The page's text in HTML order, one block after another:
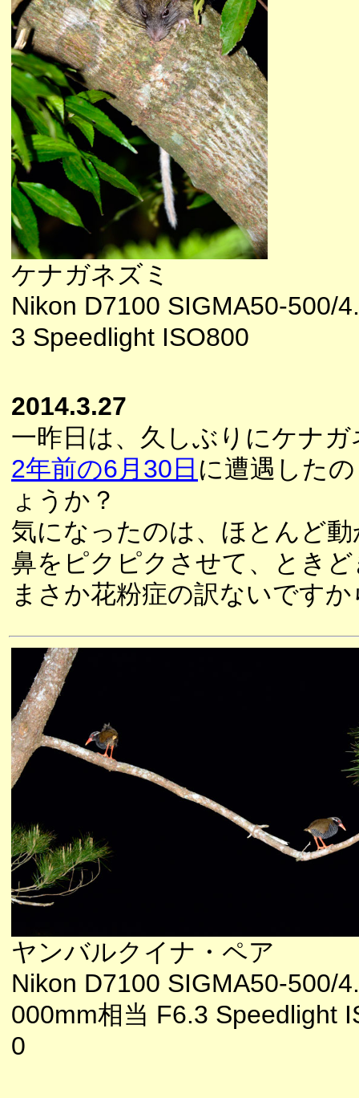
ケナガネズミ
Nikon D7100 SIGMA50-500/
3 Speedlight ISO800
2014.3.27
一昨日は、久しぶりにケナ
2年前の6月30日 に遭遇した
ょうか？
気になったのは、ほとんど
鼻をピクピクさせて、とき
まさか花粉症の訳ないです
ヤンバルクイナ・ペア
Nikon D7100 SIGMA50-500/
000mm相当 F6.3 Speedlight
0